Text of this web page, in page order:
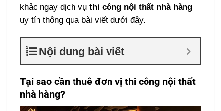
khảo ngay dịch vụthi công nội thất nhà hàng
uy tín thông qua bài viết dưới đây.
Nội dung bài viết
Tại sao cần thuê đơn vị thi công nội thất
nhà hàng?